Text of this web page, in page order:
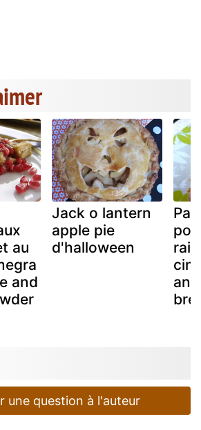
au
and
Jack o lantern
apple pie
d'halloween
une question à l'auteur